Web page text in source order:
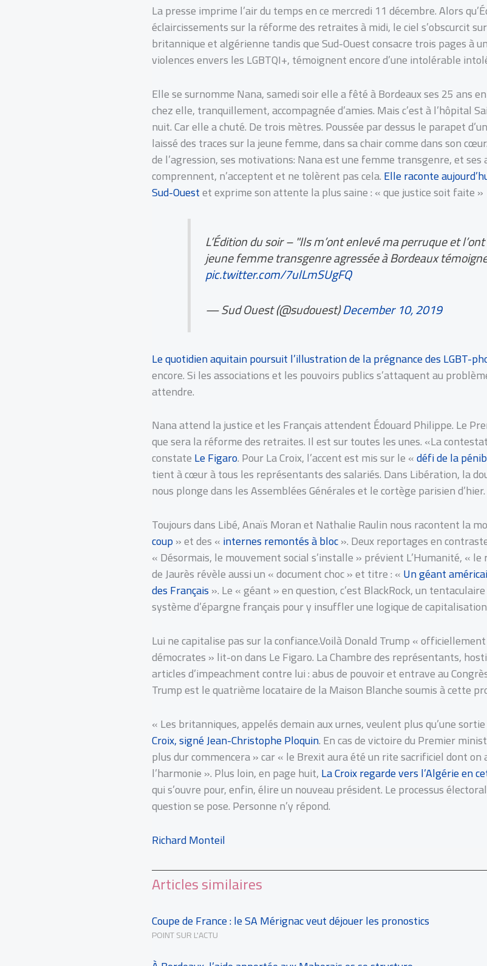
La presse imprime l’air du temps en ce mercredi 11 décembre. Alors
éclaircissements sur la réforme des retraites à midi, le ciel s’obscurcit
britannique et algérienne tandis que Sud-Ouest consacre trois pages à
violences envers les LGBTQI+, témoignent encore d’une intolérable
Elle se surnomme Nana, samedi soir elle a fêté à Bordeaux ses 25 ans
chez elle, tranquillement, accompagnée d’amies. Mais c’est à l’hôpital
nuit. Car elle a chuté. De trois mètres. Poussée par dessus le parapet
laissé des traces sur la jeune femme, dans sa chair comme dans son
de l’agression, ses motivations: Nana est une femme transgenre, et
comprennent, n’acceptent et ne tolèrent pas cela.Elle raconte
Sud-Ouestet exprime son attente la plus saine : « que justice soit faite »
L’Édition du soir – "Ils m’ont enlevé ma perruque et
jeune femme transgenre agressée à Bordeaux
pic.twitter.com/7ulLmSUgFQ
— Sud Ouest (@sudouest)December 10, 2019
Le quotidien aquitain poursuit l’illustration de la prégnance des LGBT-
encore. Si les associations et les pouvoirs publics s’attaquent au
attendre.
Nana attend la justice et les Français attendent Édouard Philippe. Le
que sera la réforme des retraites. Il est sur toutes les unes. «La
constateLe Figaro. Pour La Croix, l’accent est mis sur le «défi de la
tient à cœur à tous les représentants des salariés. Dans Libération, la
nous plonge dans les Assemblées Générales et le cortège parisien d’hier.
Toujours dans Libé, Anaïs Moran et Nathalie Raulin nous racontent la
coup» et des «internes remontés à bloc». Deux reportages en
« Désormais, le mouvement social s’installe » prévient L’Humanité, «
de Jaurès révèle aussi un « document choc » et titre : «Un géant
des Français». Le « géant » en question, c’est BlackRock, un
système d’épargne français pour y insuffler une logique de
Lui ne capitalise pas sur la confiance.Voilà Donald Trump «
démocrates » lit-on dans Le Figaro. La Chambre des représentants,
articles d’impeachment contre lui : abus de pouvoir et entrave au
Trump est le quatrième locataire de la Maison Blanche soumis à cette
« Les britanniques, appelés demain aux urnes, veulent plus qu’une sortie
Croix, signé Jean-Christophe Ploquin. En cas de victoire du Premier
plus dur commencera » car « le Brexit aura été un rite sacrificiel dont
l’harmonie ». Plus loin, en page huit,La Croix regarde vers l’Algérie en
qui s’ouvre pour, enfin, élire un nouveau président. Le processus
question se pose. Personne n’y répond.
Richard Monteil
Articles similaires
Coupe de France : le SA Mérignac veut déjouer les pronostics
POINT SUR L'ACTU